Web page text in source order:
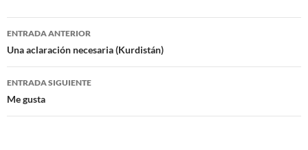
o
o
e
r
Navegación
de
entradas
ENTRADA ANTERIOR
Una aclaración necesaria (Kurdistán)
ENTRADA SIGUIENTE
Me gusta